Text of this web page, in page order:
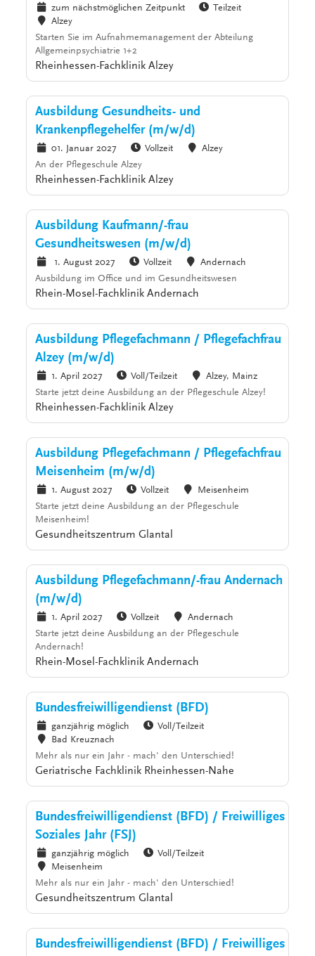
zum nächstmöglichen Zeitpunkt
Teilzeit
Alzey
Starten Sie im Aufnahmemanagement der Abteilung
Allgemeinpsychiatrie 1+2
Rheinhessen-Fachklinik Alzey
Ausbildung Gesundheits- und
Krankenpflegehelfer (m/w/d)
01. Januar 2027 Vollzeit
Alzey
An der Pflegeschule Alzey
Rheinhessen-Fachklinik Alzey
Ausbildung Kaufmann/-frau
Gesundheitswesen (m/w/d)
1. August 2027 Vollzeit
Andernach
Ausbildung im Office und im Gesundheitswesen
Rhein-Mosel-Fachklinik Andernach
Ausbildung Pflegefachmann / Pflegefachfrau
Alzey (m/w/d)
1. April 2027 Voll/Teilzeit
Alzey, Mainz
Starte jetzt deine Ausbildung an der Pflegeschule Alzey!
Rheinhessen-Fachklinik Alzey
Ausbildung Pflegefachmann / Pflegefachfrau
Meisenheim (m/w/d)
1. August 2027 Vollzeit
Meisenheim
Starte jetzt deine Ausbildung an der Pflegeschule
Meisenheim!
Gesundheitszentrum Glantal
Ausbildung Pflegefachmann/-frau Andernach
(m/w/d)
1. April 2027 Vollzeit
Andernach
Starte jetzt deine Ausbildung an der Pflegeschule
Andernach!
Rhein-Mosel-Fachklinik Andernach
Bundesfreiwilligendienst (BFD)
ganzjährig möglich
Voll/Teilzeit
Bad Kreuznach
Mehr als nur ein Jahr - mach' den Unterschied!
Geriatrische Fachklinik Rheinhessen-Nahe
Bundesfreiwilligendienst (BFD) / Freiwilliges
Soziales Jahr (FSJ)
ganzjährig möglich
Voll/Teilzeit
Meisenheim
Mehr als nur ein Jahr - mach' den Unterschied!
Gesundheitszentrum Glantal
Bundesfreiwilligendienst (BFD) / Freiwilliges